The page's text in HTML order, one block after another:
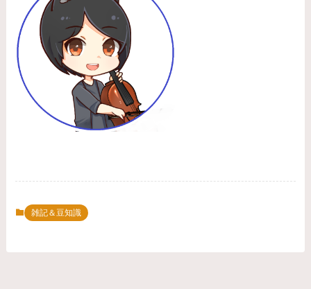
雑記＆豆知識